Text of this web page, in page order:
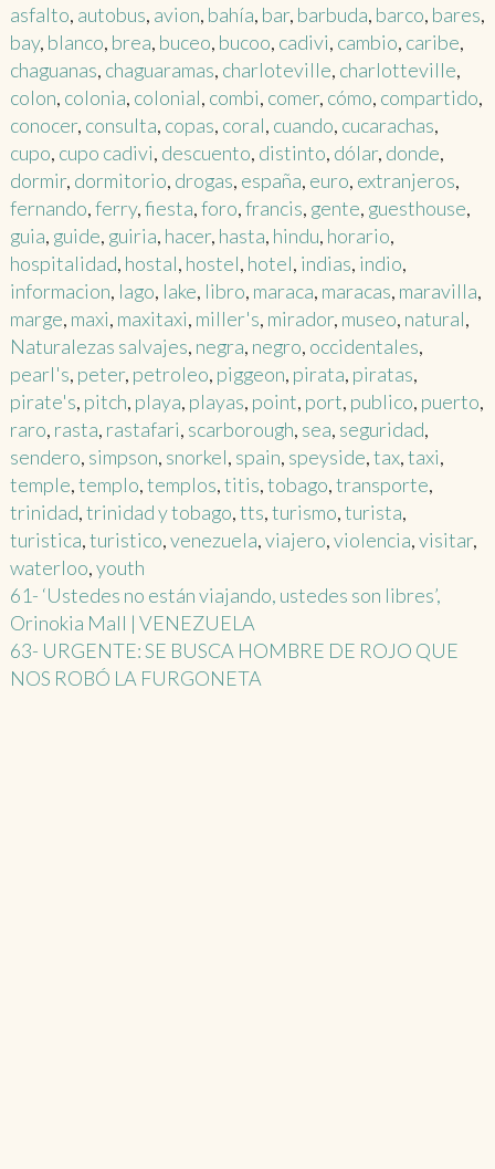
asfalto, autobus, avion, bahía, bar, barbuda, barco, bares,
bay, blanco, brea, buceo, bucoo, cadivi, cambio, caribe,
chaguanas, chaguaramas, charloteville, charlotteville,
colon, colonia, colonial, combi, comer, cómo, compartido,
conocer, consulta, copas, coral, cuando, cucarachas,
cupo, cupo cadivi, descuento, distinto, dólar, donde,
dormir, dormitorio, drogas, españa, euro, extranjeros,
fernando,ferry,fiesta,foro,francis, gente, guesthouse,
guia, guide, guiria, hacer, hasta, hindu, horario,
hospitalidad, hostal, hostel, hotel, indias, indio,
informacion, lago, lake, libro, maraca, maracas, maravilla,
marge, maxi, maxitaxi, miller's, mirador, museo, natural,
Naturalezas salvajes, negra, negro, occidentales,
pearl's, peter, petroleo, piggeon, pirata, piratas,
pirate's, pitch, playa, playas, point, port, publico, puerto,
raro, rasta, rastafari, scarborough, sea, seguridad,
sendero, simpson, snorkel, spain, speyside,tax,taxi,
temple,templo,templos,titis,tobago,transporte,
trinidad,trinidad y tobago,tts,turismo,turista,
turistica,turistico,venezuela,viajero,violencia,visitar,
waterloo,youth
Post
navigation
61- ‘Ustedes no están viajando, ustedes son libres’,
Orinokia Mall | VENEZUELA
63- URGENTE: SE BUSCA HOMBRE DE ROJO QUE
NOS ROBÓ LA FURGONETA